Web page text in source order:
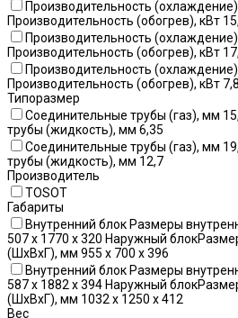
Производительность
Производительность (обогрев), кВт
Производительность
Производительность (обогрев), кВт
Производительность
Производительность (обогрев), кВт
Типоразмер
Соединительные трубы (газ), мм
трубы (жидкость), мм 6,35
Соединительные трубы (газ), мм
трубы (жидкость), мм 12,7
Производитель
TOSOT
Габариты
Внутренний блок Размеры
507 x 1770 x 320 Наружный
(ШхВхГ), мм 955 x 700 x 396
Внутренний блок Размеры
587 x 1882 x 394 Наружный
(ШхВхГ), мм 1032 x 1250 x 412
Вес